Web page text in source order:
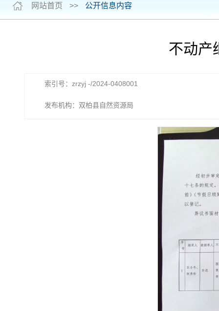
网站首页 >> 公开信息内容
不动产
索引号：zrzyj -/2024-0408001
发布机构：双柏县自然资源局